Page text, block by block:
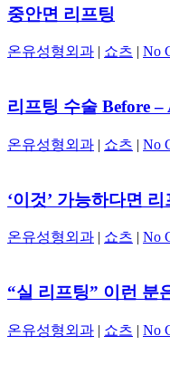
중안면 리프팅
온유성형외과 | 쇼츠 | No
리프팅 수술 Before –
온유성형외과 | 쇼츠 | No
‘이것’ 가능하다면
온유성형외과 | 쇼츠 | No
“실 리프팅” 이런 분
온유성형외과 | 쇼츠 | No